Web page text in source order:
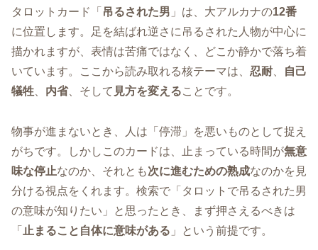
タロットカード「 吊るされた男 」は、大アルカナの12番
に位置します。足を結ばれ逆さに吊るされた人物が中心に
描かれますが、表情は苦痛ではなく、どこか静かで落ち着
いています。ここから読み取れる核テーマは、 忍耐
自己
犠牲
内省、そして 見方を変えることです。
物事が進まないとき、人は「停滞」を悪いものとして捉え
がちです。しかしこのカードは、止まっている時間が無意
味な停止なのか、それとも次に進むための熟成なのかを見
分ける視点をくれます。検索で「タロットで吊るされた男
の意味が知りたい」と思ったとき、まず押さえるべきは
「 止まること自体に意味がある 」という前提です。